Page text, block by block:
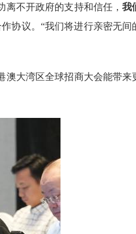
不开政府的支持和信任，我
协议。“我们将进行亲密无间
大湾区全球招商大会能带来